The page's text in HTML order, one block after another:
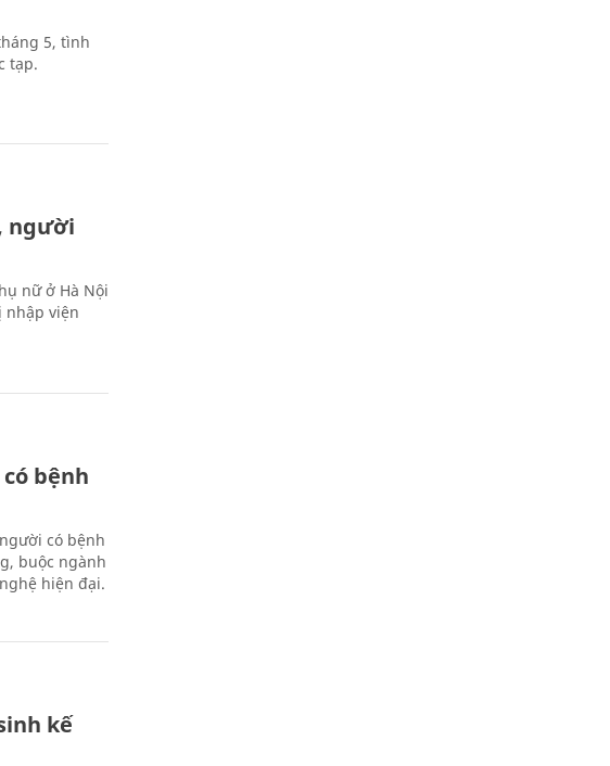
5, tình
tạp.
người
nữ ở Hà Nội
nhập viện
bệnh
có bệnh
buộc ngành
hiện đại.
kế